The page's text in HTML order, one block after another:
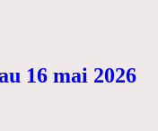
16 mai 2026